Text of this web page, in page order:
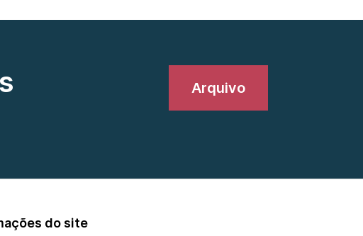
Arquivo
do site